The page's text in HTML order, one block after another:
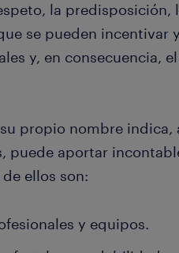
la predisposición,
se pueden incentivar
y, en consecuencia,
propio nombre indica,
puede aportar
ellos son:
y equipos.